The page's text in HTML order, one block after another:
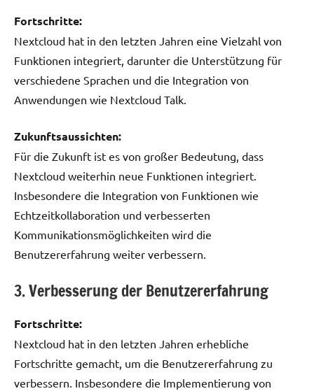
Fortschritte:
Nextcloud hat in den letzten Jahren eine Vielzahl von
Funktionen integriert, darunter die Unterstützung für
verschiedene Sprachen und die Integration von
Anwendungen wie Nextcloud Talk.
Zukunftsaussichten:
Für die Zukunft ist es von großer Bedeutung, dass
Nextcloud weiterhin neue Funktionen integriert.
Insbesondere die Integration von Funktionen wie
Echtzeitkollaboration und verbesserten
Kommunikationsmöglichkeiten wird die
Benutzererfahrung weiter verbessern.
3. Verbesserung der Benutzererfahrung
Fortschritte:
Nextcloud hat in den letzten Jahren erhebliche
Fortschritte gemacht, um die Benutzererfahrung zu
verbessern. Insbesondere die Implementierung von